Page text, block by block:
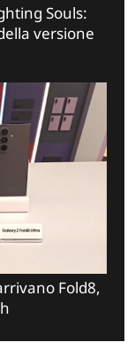
Souls:
versione
Fold8,